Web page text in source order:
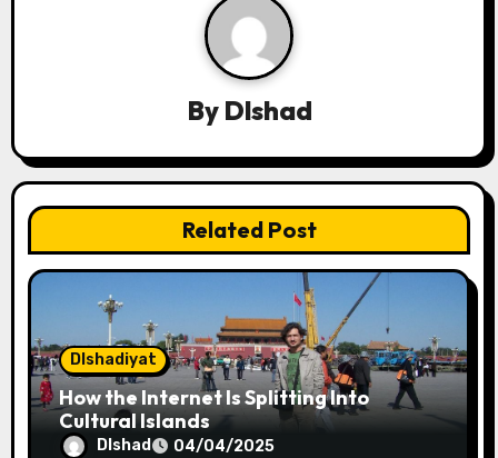
a
t
i
o
n
By Dlshad
Related Post
Dlshadiyat
How the Internet Is Splitting Into
Cultural Islands
Dlshad 04/04/2025